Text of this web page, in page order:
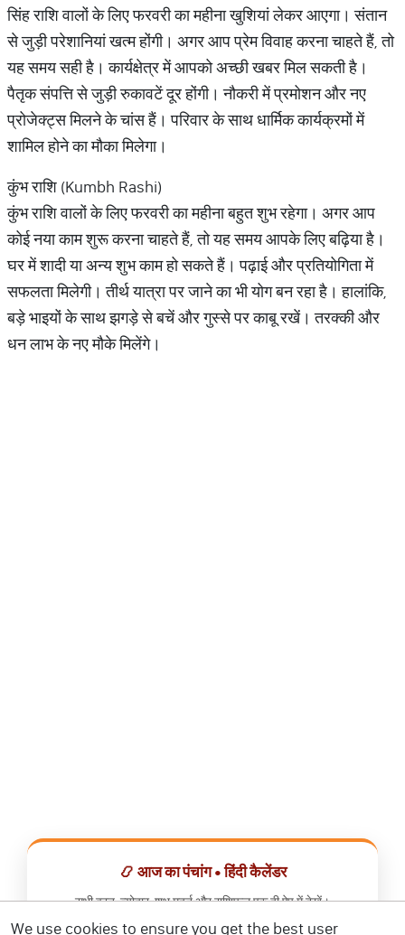
सिंह राशि वालों के लिए फरवरी का महीना खुशियां लेकर आएगा। संतान
से जुड़ी परेशानियां खत्म होंगी। अगर आप प्रेम विवाह करना चाहते हैं, तो
यह समय सही है। कार्यक्षेत्र में आपको अच्छी खबर मिल सकती है।
पैतृक संपत्ति से जुड़ी रुकावटें दूर होंगी। नौकरी में प्रमोशन और नए
प्रोजेक्ट्स मिलने के चांस हैं। परिवार के साथ धार्मिक कार्यक्रमों में
शामिल होने का मौका मिलेगा।
कुंभ राशि (Kumbh Rashi)
कुंभ राशि वालों के लिए फरवरी का महीना बहुत शुभ रहेगा। अगर आप
कोई नया काम शुरू करना चाहते हैं, तो यह समय आपके लिए बढ़िया है।
घर में शादी या अन्य शुभ काम हो सकते हैं। पढ़ाई और प्रतियोगिता में
सफलता मिलेगी। तीर्थ यात्रा पर जाने का भी योग बन रहा है। हालांकि,
बड़े भाइयों के साथ झगड़े से बचें और गुस्से पर काबू रखें। तरक्की और
धन लाभ के नए मौके मिलेंगे।
📿 आज का पंचांग • हिंदी कैलेंडर
सभी व्रत, त्योहार, शुभ मुहूर्त और राशिफल एक ही ऐप में देखें।
We use cookies to ensure you get the best user